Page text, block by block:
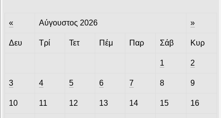
« Αύγουστος 2026 »
Δευ Τρί Τετ Πέμ Παρ Σάβ Κυρ
1 2
3 4 5 6 7 8 9
10 11 12 13 14 15 16